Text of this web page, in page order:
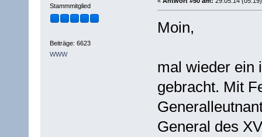
Stammmitglied
Beiträge: 6623
WWW
Moin,
mal wieder ein
gebracht. Mit
General des